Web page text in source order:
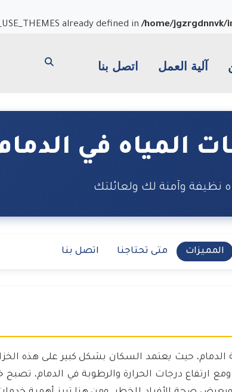
already defined in/home/jgzrgdnnvk/
آلية العمل اتصل بنا
المياه في
نظيفة وآمنة لك ولعائلتك
المميزات متى تحتاجنا اتصل بنا
حيث يعتمد السكان بشكل كبير على هذه
درجات الحرارة والرطوبة في الدمام، تصبح